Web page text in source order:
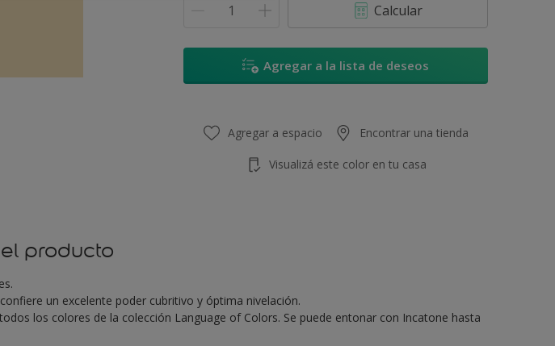
Calcular
Agregar a la lista de deseos
Agregar a espacio Encontrar una tienda
Visualizá este color en tu casa
producto
un excelente poder cubritivo y óptima nivelación.
los colores de la colección Language of Colors. Se puede entonar con Incatone hasta